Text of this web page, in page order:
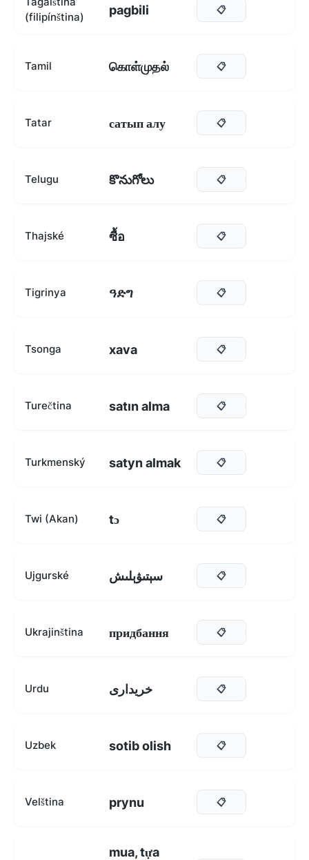
(filipínština)
pagbili 📋
Tamil கொள்முதல் 📋
Tatar сатып алу 📋
Telugu కొనుగోలు 📋
Thajské ซื้อ 📋
Tigrinya ዓድግ 📋
Tsonga xava 📋
Turečtina satın alma 📋
Turkmenský satyn almak 📋
Twi (Akan) tɔ 📋
Ujgurské سېتىۋېلىش 📋
Ukrajinština придбання 📋
Urdu خریداری 📋
Uzbek sotib olish 📋
Velština prynu 📋
mua, tựa